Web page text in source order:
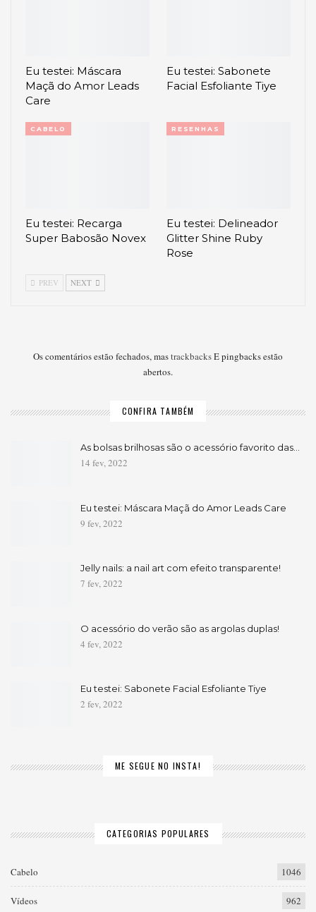
Eu testei: Máscara
Maçã do Amor Leads
Care
Eu testei: Sabonete
Facial Esfoliante Tiye
CABELO
Eu testei: Recarga
Super Babosão Novex
RESENHAS
Eu testei: Delineador
Glitter Shine Ruby
Rose
PREV NEXT
Os comentários estão fechados, mastrackbacksE pingbacks estão
abertos.
CONFIRA TAMBÉM
As bolsas brilhosas são o acessório favorito das…
14 fev, 2022
Eu testei: Máscara Maçã do Amor Leads Care
9 fev, 2022
Jelly nails: a nail art com efeito transparente!
7 fev, 2022
O acessório do verão são as argolas duplas!
4 fev, 2022
Eu testei: Sabonete Facial Esfoliante Tiye
2 fev, 2022
ME SEGUE NO INSTA!
CATEGORIAS POPULARES
Cabelo 1046
Vídeos 962